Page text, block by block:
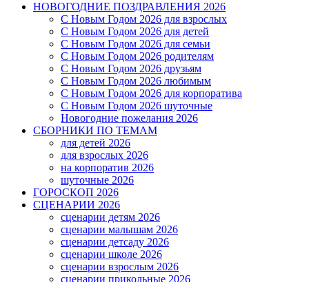
НОВОГОДНИЕ ПОЗДРАВЛЕНИЯ 2026
С Новым Годом 2026 для взрослых
С Новым Годом 2026 для детей
С Новым Годом 2026 для семьи
С Новым Годом 2026 родителям
С Новым Годом 2026 друзьям
С Новым Годом 2026 любимым
С Новым Годом 2026 для корпоратива
С Новым Годом 2026 шуточные
Новогодние пожелания 2026
СБОРНИКИ ПО ТЕМАМ
для детей 2026
для взрослых 2026
на корпоратив 2026
шуточные 2026
ГОРОСКОП 2026
СЦЕНАРИИ 2026
сценарии детям 2026
сценарии малышам 2026
сценарии детсаду 2026
сценарии школе 2026
сценарии взрослым 2026
сценарии прикольные 2026